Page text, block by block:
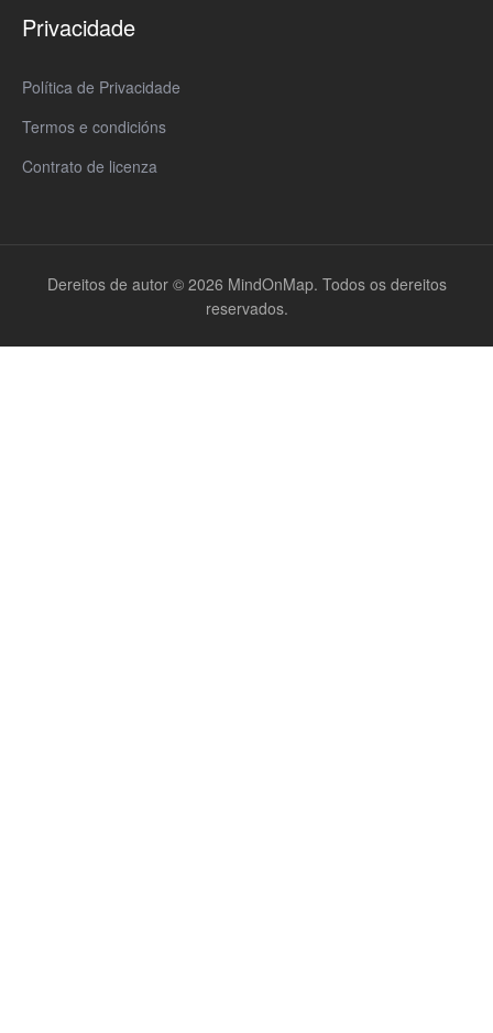
Privacidade
Política de Privacidade
Termos e condicións
Contrato de licenza
Dereitos de autor © 2026 MindOnMap. Todos os dereitos
reservados.